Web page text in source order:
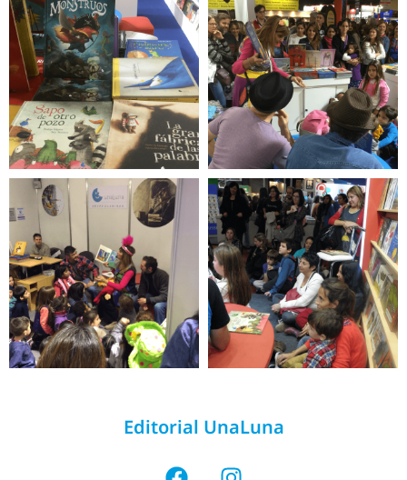
Editorial UnaLuna